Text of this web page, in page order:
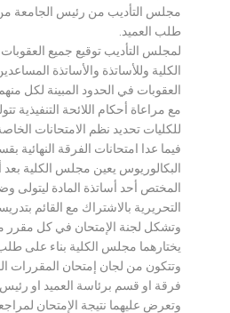
مجلس التأديب من رئيس الجامعة من
طلب العميد.
لمجلس التأديب توقيع جميع
الكلية وللأساتذة والأساتذة
العقوبات في الحدود المبينة لكل منهم
مع مراعاة أحكام اللائحة التنفيذية
للكليات تحديد نظم الامتحانات الخاصة
فيما عدا امتحانات الفرقة النهائية
البكالوريوس يعين مجلس الكلية
المختص أحد أساتذة المادة ليتولى
التحريرية بالاشتراك مع القائم
وتشكل لجنة الإمتحان في كل
يختارهما مجلس الكلية بناء على
وتتكون من لجان إمتحان المقررات
فرقة او قسم برئاسة العميد او
وتعرض عليهما نتيجة الإمتحان